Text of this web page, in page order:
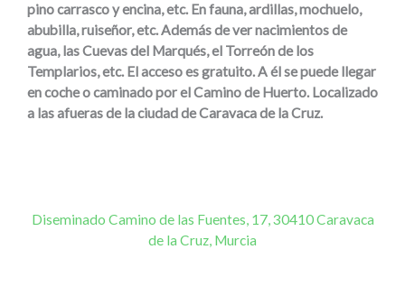
pino carrasco y encina, etc. En fauna, ardillas, mochuelo,
abubilla, ruiseñor, etc. Además de ver nacimientos de
agua, las Cuevas del Marqués, el Torreón de los
Templarios, etc. Elaccesoesgratuito. A él se puede llegar
en coche o caminado por el Camino de Huerto. Localizado
a las afueras de la ciudad de Caravaca de la Cruz.
Diseminado Camino de las Fuentes, 17, 30410 Caravaca
de la Cruz, Murcia